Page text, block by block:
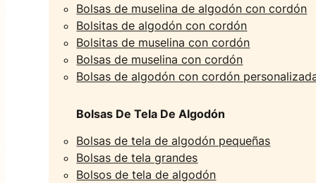
Bolsas de muselina de algodón con cordón
Bolsitas de algodón con cordón
Bolsitas de muselina con cordón
Bolsas de muselina con cordón
Bolsas de algodón con cordón
Bolsas De Tela De Algodón
Bolsas de tela de algodón pequeñas
Bolsas de tela grandes
Bolsos de tela de algodón